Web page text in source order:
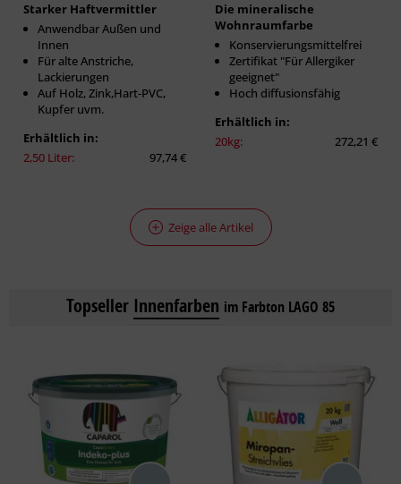
Starker Haftvermittler
Anwendbar Außen und
Innen
Für alte Anstriche,
Lackierungen
Auf Holz, Zink,Hart-PVC,
Kupfer uvm.
Erhältlich in:
2,50 Liter:
97,74 €
Die mineralische
Wohnraumfarbe
Konservierungsmittelfrei
Zertifikat "Für Allergiker
geeignet"
Hoch diffusionsfähig
Erhältlich in:
20kg:
272,21 €
Zeige alle Artikel
Topseller Innenfarben im Farbton LAGO 85